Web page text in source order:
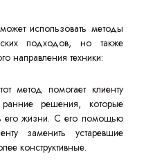
использовать методы
подходов, но также
направления техники:
метод помогает клиенту
решения, которые
его жизни. С его помощью
заменить устаревшие
конструктивные.